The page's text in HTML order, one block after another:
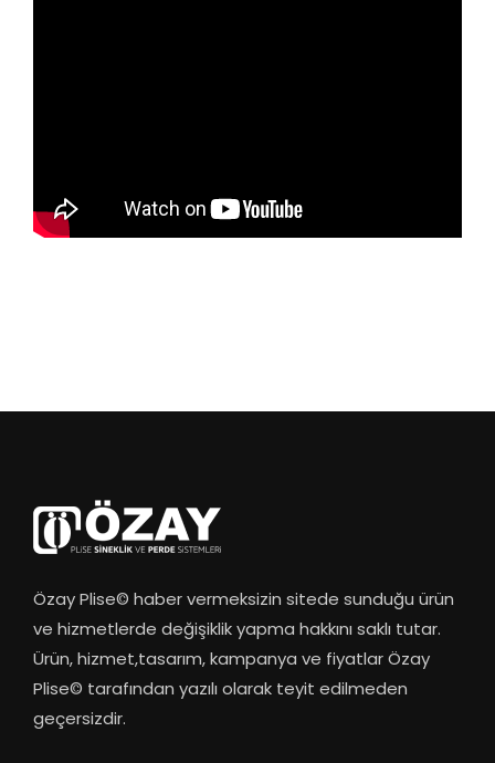
Özay Plise© haber vermeksizin sitede sunduğu ürün
ve hizmetlerde değişiklik yapma hakkını saklı tutar.
Ürün, hizmet,tasarım, kampanya ve fiyatlar Özay
Plise© tarafından yazılı olarak teyit edilmeden
geçersizdir.